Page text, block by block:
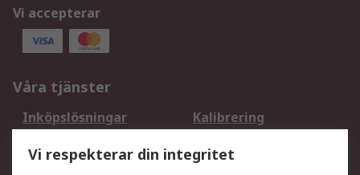
Vi accepterar
Våra tjänster
Inköpslösningar
Kalibrering
DesignSpark
Teknisk Support
Vi respekterar din integritet